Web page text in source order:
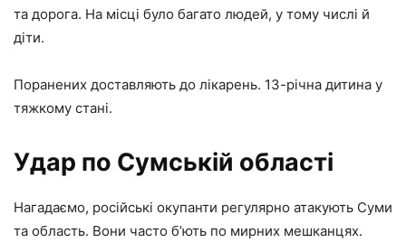
та дорога. На місці було багато людей, у тому числі й
діти.
Поранених доставляють до лікарень. 13-річна дитина у
тяжкому стані.
Удар по Сумській області
Нагадаємо, російські окупанти регулярно атакують Суми
та область. Вони часто б’ють по мирних мешканцях.